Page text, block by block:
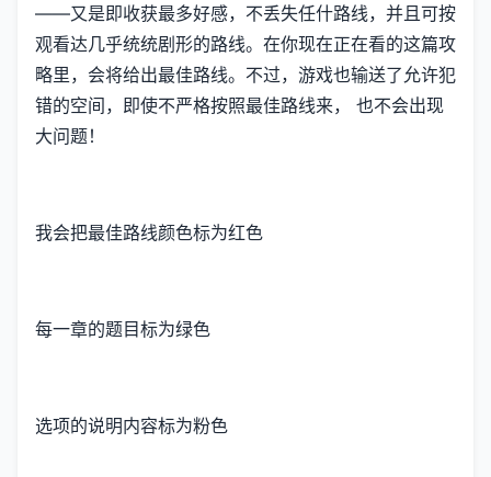
——又是即收获最多好感，不丢失任什路线，并且可按
观看达几乎统统剧形的路线。在你现在正在看的这篇攻
略里，会将给出最佳路线。不过，游戏也输送了允许犯
错的空间，即使不严格按照最佳路线来， 也不会出现
大问题！
我会把最佳路线颜色标为红色
每一章的题目标为绿色
选项的说明内容标为粉色